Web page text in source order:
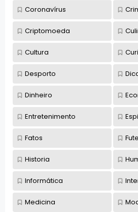
Coronavírus
Criptomoeda
Cultura
Desporto
Dinheiro
Entretenimento
Fatos
Historia
Informática
Medicina